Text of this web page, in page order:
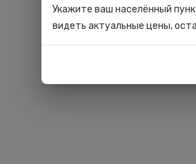
Укажите ваш населённый
видеть актуальные цены,